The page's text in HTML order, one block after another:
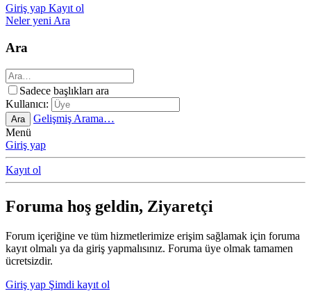
Giriş yap Kayıt ol
Neler yeniAra
Ara
Sadece başlıkları ara
Kullanıcı:
Ara
Gelişmiş Arama…
Menü
Giriş yap
Kayıt ol
Foruma hoş geldin, Ziyaretçi
Forum içeriğine ve tüm hizmetlerimize erişim sağlamak için foruma
kayıt olmalı ya da giriş yapmalısınız. Foruma üye olmak tamamen
ücretsizdir.
Giriş yap Şimdi kayıt ol